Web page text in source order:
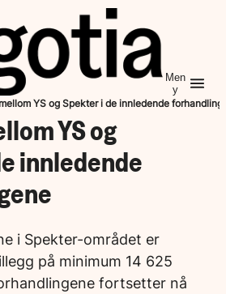
Men
y
YS og Spekter i de innledende
YS og
innledende
i Spekter-området er
på minimum 14 625
fortsetter nå